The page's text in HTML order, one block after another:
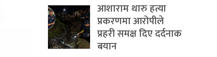
आशाराम थारु हत्या
प्रकरणमा आरोपीले
प्रहरी समक्ष दिए दर्दनाक
बयान